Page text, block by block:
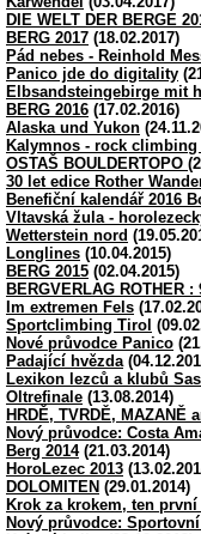
DIE WELT DER BERGE
BERG 2017 (18.02.2017)
Pád nebes - Reinhold
Panico jde do digitality
Elbsandsteingebirge mit
BERG 2016 (17.02.2016)
Alaska und Yukon
Kalymnos - rock
OSTAŠ BOULDERTOPO
30 let edice Rother
Benefiční kalendář 2016
Vltavská žula -
Wetterstein nord
Longlines (10.04.2015)
BERG 2015 (02.04.2015)
BERGVERLAG ROTHER :
Im extremen Fels
Sportclimbing Tirol
Nové průvodce Panico
Padající hvězda
Lexikon lezců a klubů
Oltrefinale (13.08.2014)
HRDĚ, TVRDĚ, MAZANĚ
Nový průvodce: Costa
Berg 2014(21.03.2014)
HoroLezec 2013
DOLOMITEN (29.01.2014)
Krok za krokem, ten
Nový průvodce: